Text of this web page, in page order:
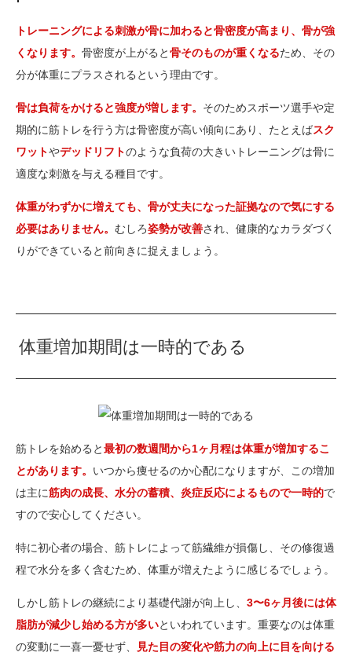
トレーニングによる刺激が骨に加わると骨密度が高まり、骨が強
くなります。 骨密度が上がると骨そのものが重くなるため、その
分が体重にプラスされるという理由です。
骨は負荷をかけると強度が増します。 そのためスポーツ選手や定
期的に筋トレを行う方は骨密度が高い傾向にあり、たとえばスク
ワットやデッドリフトのような負荷の大きいトレーニングは骨に
適度な刺激を与える種目です。
体重がわずかに増えても、骨が丈夫になった証拠なので気にする
必要はありません。 むしろ姿勢が改善され、健康的なカラダづく
りができていると前向きに捉えましょう。
体重増加期間は一時的である
筋トレを始めると最初の数週間から1ヶ月程は体重が増加するこ
とがあります。 いつから痩せるのか心配になりますが、この増加
は主に筋肉の成長、水分の蓄積、炎症反応によるもので一時的で
すので安心してください。
特に初心者の場合、筋トレによって筋繊維が損傷し、その修復過
程で水分を多く含むため、体重が増えたように感じるでしょう。
しかし筋トレの継続により基礎代謝が向上し、 3〜6ヶ月後には体
脂肪が減少し始める方が多いといわれています。重要なのは体重
の変動に一喜一憂せず、
見た目の変化や筋力の向上に目を向ける